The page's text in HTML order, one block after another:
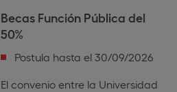
Becas Función Pública ​del
50%
Postula hasta el 30/09/2026
El convenio entre la Universidad